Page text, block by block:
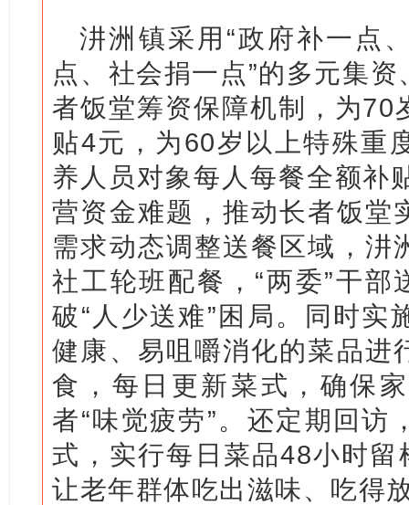
汫洲镇采用“政府补一点
点、社会捐一点”的多元集
者饭堂筹资保障机制，为70
贴4元，为60岁以上特殊重
养人员对象每人每餐全额补
营资金难题，推动长者饭堂
需求动态调整送餐区域，汫
社工轮班配餐，“两委”干部
破“人少送难”困局。同时实
健康、易咀嚼消化的菜品进
食，每日更新菜式，确保
者“味觉疲劳”。还定期回访
式，实行每日菜品48小时留
让老年群体吃出滋味、吃得